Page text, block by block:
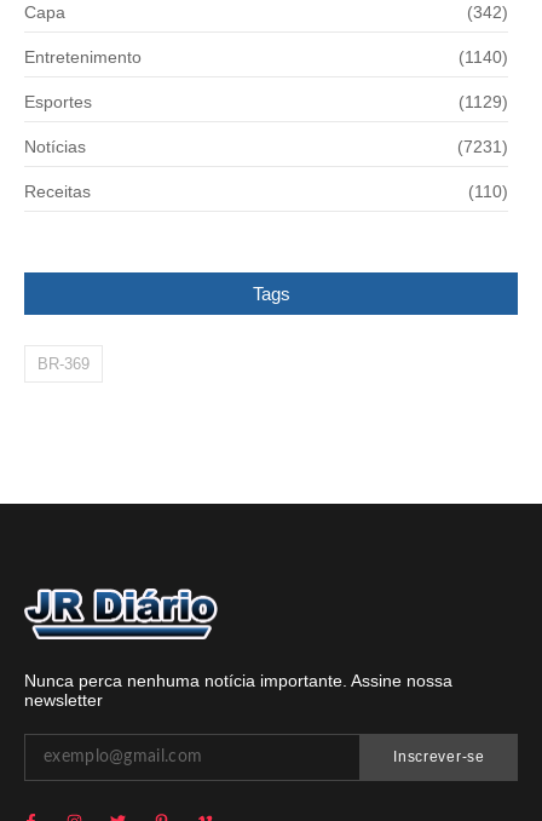
Capa (342)
Entretenimento (1140)
Esportes (1129)
Notícias (7231)
Receitas (110)
Tags
BR-369
Nunca perca nenhuma notícia importante. Assine nossa
newsletter
Inscrever-se